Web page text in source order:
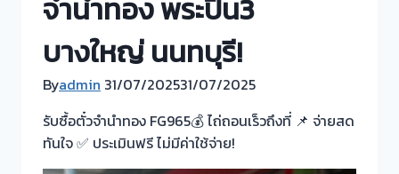
จำนำทอง พระปิ่น3
บางใหญ่ นนทบุรี!
Byadmin 31/07/202531/07/2025
รับซื้อตั๋วจำนำทอง FG965💰 ไถ่ถอนเร็วถึงที่ 📌 จ่ายสด
ทันใจ ✅ ประเมินฟรี ไม่มีค่าใช้จ่าย!